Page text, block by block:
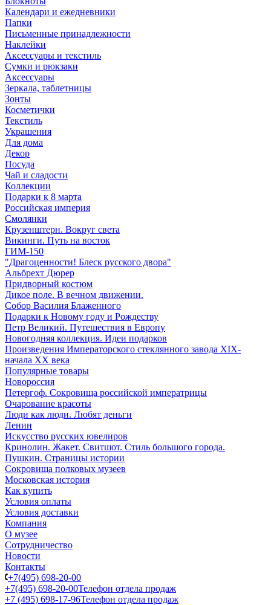
Календари и ежедневники
Папки
Письменные принадлежности
Наклейки
Аксессуары и текстиль
Сумки и рюкзаки
Аксессуары
Зеркала, таблетницы
Зонты
Косметички
Текстиль
Украшения
Для дома
Декор
Посуда
Чай и сладости
Коллекции
Подарки к 8 марта
Российская империя
Смолянки
Крузенштерн. Вокруг света
Викинги. Путь на восток
ГИМ-150
"Драгоценности! Блеск русского двора"
Альбрехт Дюрер
Придворный костюм
Дикое поле. В вечном движении.
Собор Василия Блаженного
Подарки к Новому году и Рождеству
Петр Великий. Путешествия в Европу
Новогодняя коллекция. Идеи подарков
Произведения Императорского стеклянного завода XIX-
начала XX века
Популярные товары
Новороссия
Петергоф. Сокровища российской императрицы
Очарование красоты
Люди как люди. Любят деньги
Ленин
Искусство русских ювелиров
Кринолин. Жакет. Свитшот. Стиль большого города.
Пушкин. Страницы истории
Сокровища полковых музеев
Московская история
Как купить
Условия оплаты
Условия доставки
Компания
О музее
Сотрудничество
Новости
Контакты
+7(495) 698-20-00
+7(495) 698-20-00Телефон отдела продаж
+7 (495) 698-17-96Телефон отдела продаж